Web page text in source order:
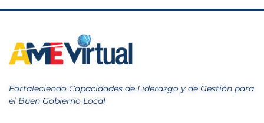
Fortaleciendo Capacidades de Liderazgo y de Gestión para
el Buen Gobierno Local